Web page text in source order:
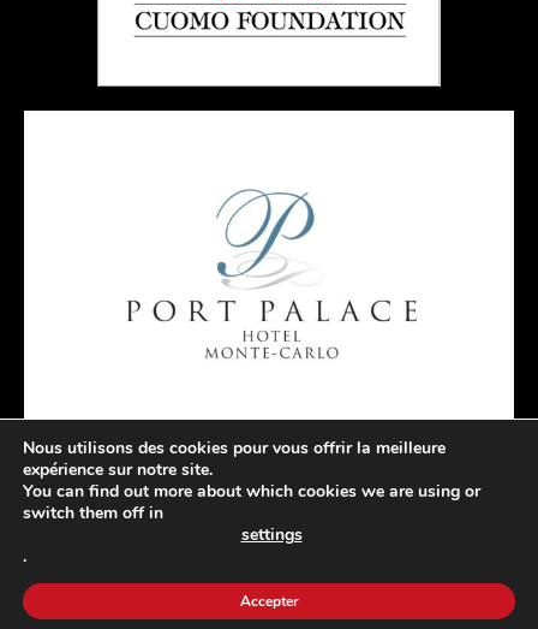
© AOPMC.COM | TOUS DROITS RÉSERVÉS |
Nous utilisons des cookies pour vous offrir la meilleure
expérience sur notre site.
You can find out more about which cookies we are using or
switch them off in
settings
.
Accepter